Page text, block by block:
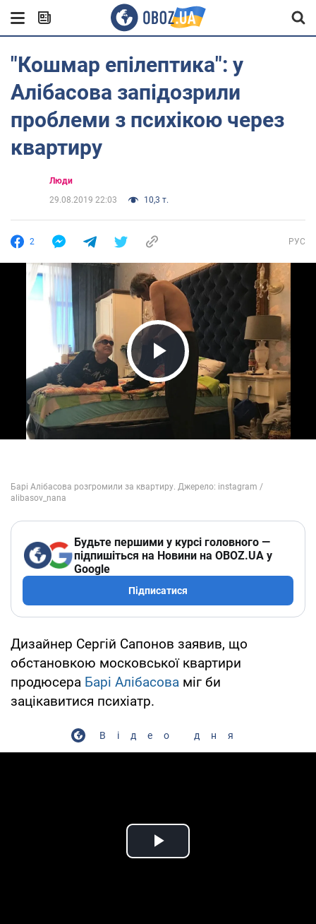
"Кошмар епілептика": у
Алібасова запідозрили
проблеми з психікою через
квартиру
Люди
29.08.2019 22:03
10,3 т.
2 РУС
Play Video
Будьте першими у курсі головного —
підпишіться на Новини на OBOZ.UA у
Google
Підписатися
Дизайнер Сергій Сапонов заявив, що
обстановкою московської квартири
продюсера Барі Алібасова міг би
зацікавитися психіатр.
Відео дня
Play Video